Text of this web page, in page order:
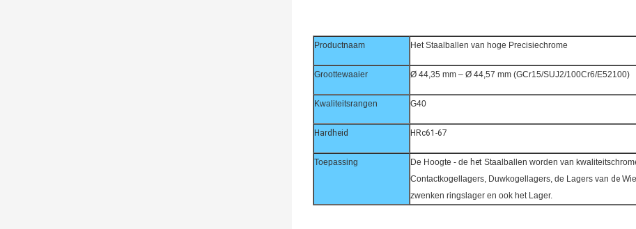
Productnaam Het Staalballen van hoge Precisiechrome
Groottewaaier Ø 44,35 mm – Ø 44,57 mm (GCr15/SUJ2/100Cr6/E52100)
Kwaliteitsrangen G40
Hardheid HRc61-67
Toepassing De Hoogte - de het Staalballen worden van
Contactkogellagers, Duwkogellagers, de Lagers van de
zwenken ringslager en ook het Lager.